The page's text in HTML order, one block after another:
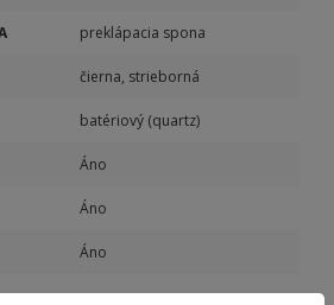
preklápacia spona
čierna, strieborná
batériový (quartz)
Áno
Áno
Áno